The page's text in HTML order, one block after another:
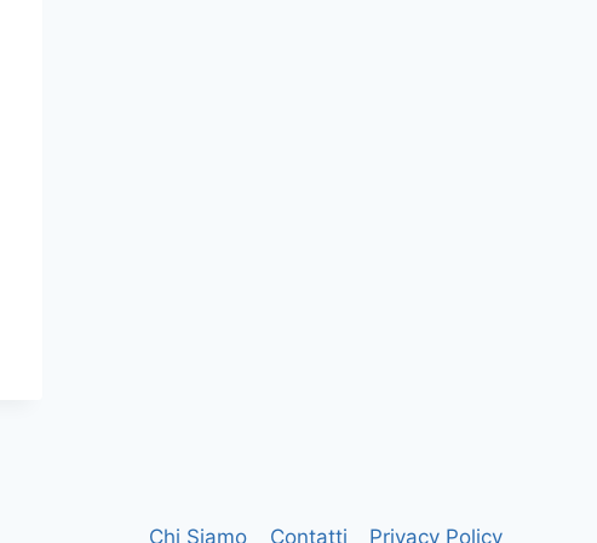
Chi Siamo Contatti Privacy Policy